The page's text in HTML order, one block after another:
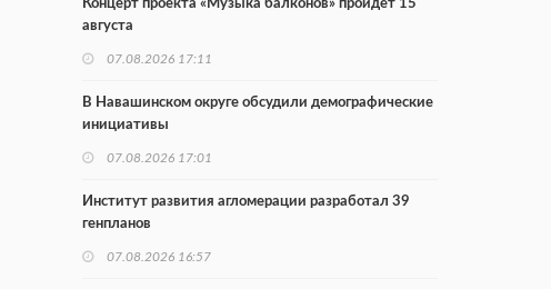
Концерт проекта «Музыка балконов» пройдет 15
августа
07.08.2026 17:11
В Навашинском округе обсудили демографические
инициативы
07.08.2026 17:01
Институт развития агломерации разработал 39
генпланов
07.08.2026 16:57